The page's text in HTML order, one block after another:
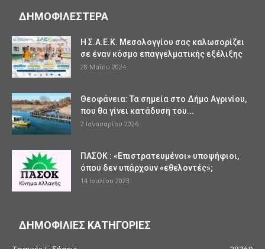
ΔΗΜΟΦΙΛΕΣΤΕΡΑ
Η Σ.Α.Ε.Κ. Μεσολογγίου σας καλωσορίζει
σε έναν κόσμο επαγγελματικής εξέλιξης
28 Μαΐου 2024
Θεοφάνεια: Τα σημεία στο Δήμο Αγρινίου,
που θα γίνει κατάδυση του...
2 Ιανουαρίου 2026
ΠΑΣΟΚ : «Επιστρατευμένοι» υποψήφιοι,
όπου δεν υπάρχουν «εθελοντές»;
14 Ιουλίου 2023
ΔΗΜΟΦΙΛΙΕΣ ΚΑΤΗΓΟΡΙΕΣ